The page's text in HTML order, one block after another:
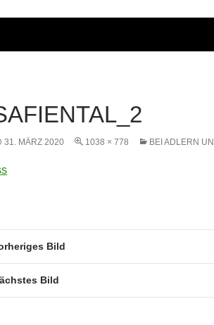
31. MÄRZ 2020 1038 × 778 BEI ADLERN
Bild
Bild